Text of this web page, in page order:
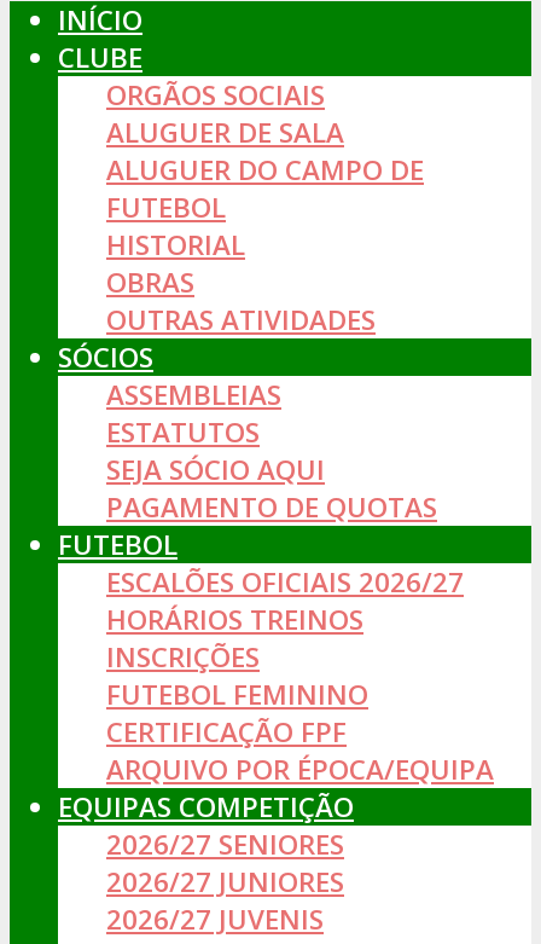
INÍCIO
CLUBE
ORGÃOS SOCIAIS
ALUGUER DE SALA
ALUGUER DO CAMPO DE
FUTEBOL
HISTORIAL
OBRAS
OUTRAS ATIVIDADES
SÓCIOS
ASSEMBLEIAS
ESTATUTOS
SEJA SÓCIO AQUI
PAGAMENTO DE QUOTAS
FUTEBOL
ESCALÕES OFICIAIS 2026/27
HORÁRIOS TREINOS
INSCRIÇÕES
FUTEBOL FEMININO
CERTIFICAÇÃO FPF
ARQUIVO POR ÉPOCA/EQUIPA
EQUIPAS COMPETIÇÃO
2026/27 SENIORES
2026/27 JUNIORES
2026/27 JUVENIS